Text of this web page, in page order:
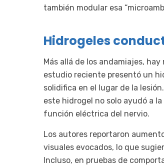
también modular esa
Hidrogeles
Más allá de los andamiajes,
estudio reciente presentó un
solidifica en el lugar de la
este hidrogel no solo ayudó a
función eléctrica del nervio.
Los autores reportaron
visuales evocados, lo que
Incluso, en pruebas de